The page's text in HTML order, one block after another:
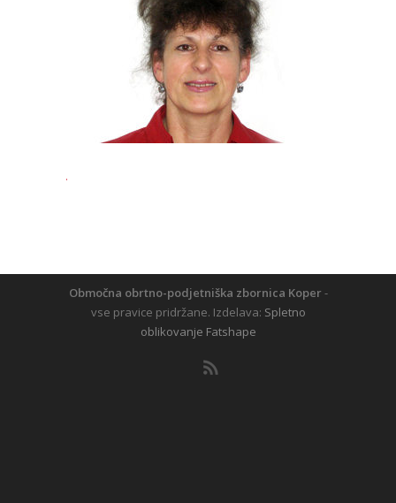
.
Območna obrtno-podjetniška zbornica Koper -
vse pravice pridržane. Izdelava: Spletno
oblikovanje Fatshape